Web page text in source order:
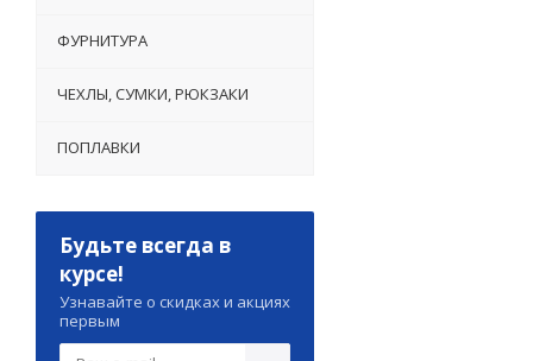
ФУРНИТУРА
ЧЕХЛЫ, СУМКИ, РЮКЗАКИ
ПОПЛАВКИ
Будьте всегда в
курсе!
Узнавайте о скидках и акциях
первым